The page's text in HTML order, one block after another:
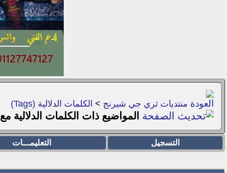
منتديات ثري جي شيرنج > الكلمات الدلالية (Tags)
المواضيع ذات الكلمات الدلالية مع
التسجيل التعليمـــات